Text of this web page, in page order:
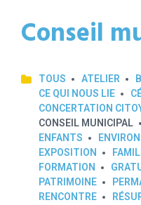
Conseil
TOUS ATELIER
CE QUI NOUS LIE
CONCERTATION
CONSEIL MUNICIPAL
ENFANTS
EXPOSITION
FORMATION
PATRIMOINE
RENCONTRE